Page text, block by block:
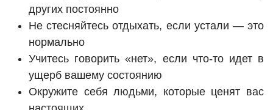
других постоянно
Не стесняйтесь отдыхать, если устали — это
нормально
Учитесь говорить «нет», если что-то идет в
ущерб вашему состоянию
Окружите себя людьми, которые ценят вас